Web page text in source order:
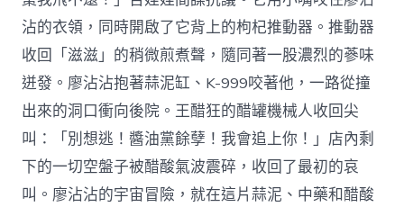
沾的衣領，同時開啟了它背上的枸杞推動器。推動器
收回「滋滋」的稍微煎煮聲，隨同著一股濃烈的蔘味
迸發。廖沾沾抱著蒜泥缸、K-999咬著他，一路從撞
出來的洞口衝向後院。王醋狂的醋罐機械人收回尖
叫：「別想逃！醬油黨餘孽！我會追上你！」店內剩
下的一切空盤子被醋酸氣波震碎，收回了最初的哀
叫。廖沾沾的宇宙冒險，就在這片蒜泥、中藥和醋酸